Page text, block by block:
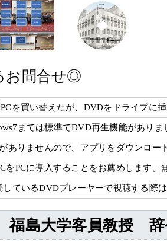
お問合せ◎
PCを買い替えたが、DVDをドライブに
までは標準でDVD再生機能があり
ありませんので、アプリをダウンロー
をPCに導入することをお薦めします。
しているDVDプレーヤーで視聴する際
福島大学客員教授